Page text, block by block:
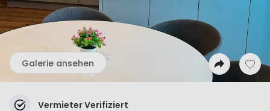
Galerie ansehen
Vermieter Verifiziert